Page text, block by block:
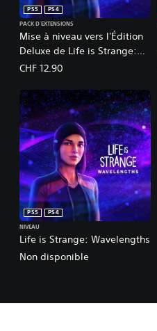
Mise à niveau vers l'Édition
Deluxe de Life is Strange:
True Colors
PS5
PS4
PACK D'EXTENSIONS
CHF 12.90
Life is Strange: Wavelengths
PS5
PS4
NIVEAU
Non disponible